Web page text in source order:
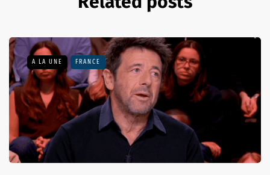
A LA UNE FRANCE